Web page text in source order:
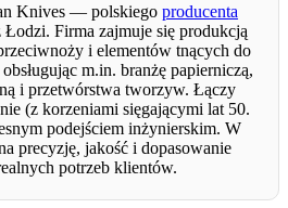
Knives — polskiego producenta
Łodzi. Firma zajmuje się produkcją
i elementów tnących do
m.in. branżę papierniczą,
i przetwórstwa tworzyw. Łączy
(z korzeniami sięgającymi lat 50.
podejściem inżynierskim. W
precyzję, jakość i dopasowanie
potrzeb klientów.